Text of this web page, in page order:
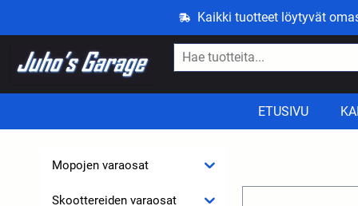
Kaikki tuotteet löytyvät
ETUSIVU
Mopojen varaosat
Skoottereiden varaosat